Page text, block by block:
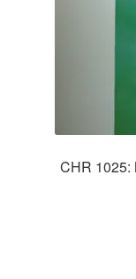
CHR 1025: